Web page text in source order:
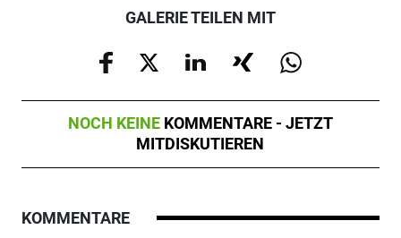
GALERIE TEILEN MIT
NOCH KEINE KOMMENTARE - JETZT
MITDISKUTIEREN
KOMMENTARE